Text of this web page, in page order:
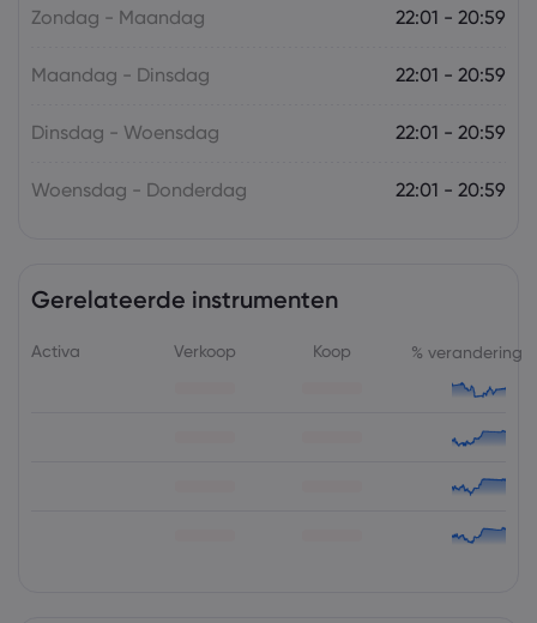
Zondag - Maandag 22:01 - 20:59
Maandag - Dinsdag 22:01 - 20:59
Dinsdag - Woensdag 22:01 - 20:59
Woensdag - Donderdag 22:01 - 20:59
Gerelateerde instrumenten
Activa Verkoop Koop % verandering